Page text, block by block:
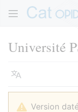
Université
Langue
Version